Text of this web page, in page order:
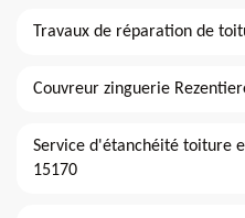
Travaux de réparation de
Couvreur zinguerie
Service d'étanchéité toiture
15170